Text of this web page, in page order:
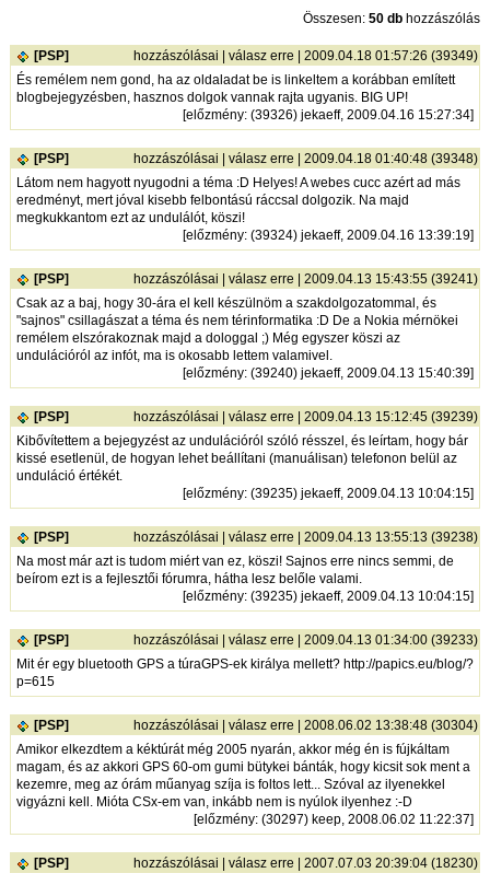
Összesen:50 db hozzászólás
[PSP] hozzászólásai |válasz erre | 2009.04.18 01:57:26 (39349)
És remélem nem gond, ha az oldaladat be is linkeltem a korábban említett
blogbejegyzésben, hasznos dolgok vannak rajta ugyanis. BIG UP!
[előzmény: (39326) jekaeff, 2009.04.16 15:27:34]
[PSP] hozzászólásai |válasz erre | 2009.04.18 01:40:48 (39348)
Látom nem hagyott nyugodni a téma :D Helyes! A webes cucc azért ad más
eredményt, mert jóval kisebb felbontású ráccsal dolgozik. Na majd
megkukkantom ezt az undulálót, köszi!
[előzmény: (39324) jekaeff, 2009.04.16 13:39:19]
[PSP] hozzászólásai |válasz erre | 2009.04.13 15:43:55 (39241)
Csak az a baj, hogy 30-ára el kell készülnöm a szakdolgozatommal, és
"sajnos" csillagászat a téma és nem térinformatika :D De a Nokia mérnökei
remélem elszórakoznak majd a dologgal ;) Még egyszer köszi az
undulációról az infót, ma is okosabb lettem valamivel.
[előzmény: (39240) jekaeff, 2009.04.13 15:40:39]
[PSP] hozzászólásai |válasz erre | 2009.04.13 15:12:45 (39239)
Kibővítettem a bejegyzést az undulációról szóló résszel, és leírtam, hogy bár
kissé esetlenül, de hogyan lehet beállítani (manuálisan) telefonon belül az
unduláció értékét.
[előzmény: (39235) jekaeff, 2009.04.13 10:04:15]
[PSP] hozzászólásai |válasz erre | 2009.04.13 13:55:13 (39238)
Na most már azt is tudom miért van ez, köszi! Sajnos erre nincs semmi, de
beírom ezt is a fejlesztői fórumra, hátha lesz belőle valami.
[előzmény: (39235) jekaeff, 2009.04.13 10:04:15]
[PSP] hozzászólásai |válasz erre | 2009.04.13 01:34:00 (39233)
Mit ér egy bluetooth GPS a túraGPS-ek királya mellett? http://papics.eu/blog/?
p=615
[PSP] hozzászólásai |válasz erre | 2008.06.02 13:38:48 (30304)
Amikor elkezdtem a kéktúrát még 2005 nyarán, akkor még én is fújkáltam
magam, és az akkori GPS 60-om gumi bütykei bánták, hogy kicsit sok ment a
kezemre, meg az órám műanyag szíja is foltos lett... Szóval az ilyenekkel
vigyázni kell. Mióta CSx-em van, inkább nem is nyúlok ilyenhez :-D
[előzmény: (30297) keep, 2008.06.02 11:22:37]
[PSP] hozzászólásai |válasz erre | 2007.07.03 20:39:04 (18230)